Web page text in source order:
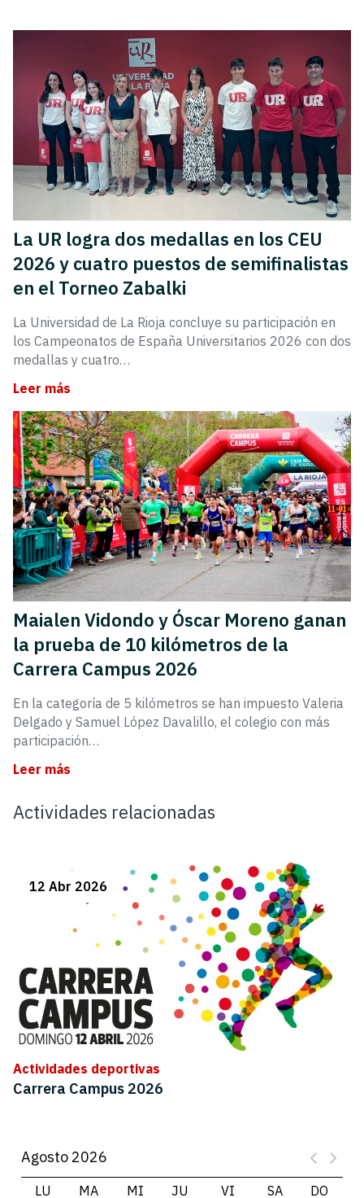
La UR logra dos medallas en los CEU
2026 y cuatro puestos de semifinalistas
en el Torneo Zabalki
La Universidad de La Rioja concluye su participación en
los Campeonatos de España Universitarios 2026 con dos
medallas y cuatro…
Leer más
Maialen Vidondo y Óscar Moreno ganan
la prueba de 10 kilómetros de la
Carrera Campus 2026
En la categoría de 5 kilómetros se han impuesto Valeria
Delgado y Samuel López Davalillo, el colegio con más
participación…
Leer más
Actividades relacionadas
12 Abr 2026
Actividades deportivas
Carrera Campus 2026
Agosto 2026
LU MA MI JU VI SA DO